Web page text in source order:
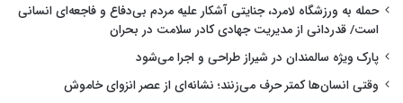
حمله به ورزشگاه لامرد، جنایتی آشکار علیه مردم بی‌دفاع و فاجعه‌ای انسانی
است/ قدردانی از مدیریت جهادی کادر سلامت در بحران
پارک ویژه سالمندان در شیراز طراحی و اجرا می‌شود
وقتی انسان‌ها کمتر حرف می‌زنند؛ نشانه‌ای از عصر انزوای خاموش